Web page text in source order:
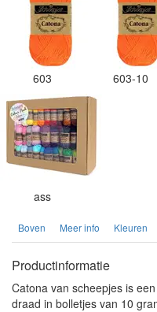
603 603-10
ass
Boven Meer info Kleuren
Productinformatie
Catona van scheepjes is
draad in bolletjes van 10